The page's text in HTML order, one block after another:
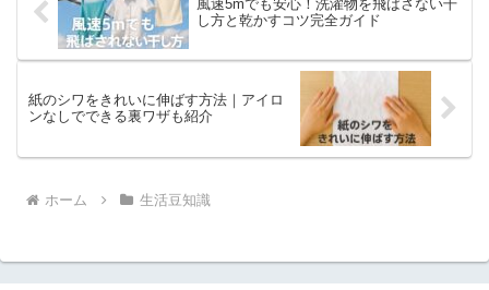
風速5mでも安心！洗濯物を飛ばさない干
し方と乾かすコツ完全ガイド
紙のシワをきれいに伸ばす方法｜アイロ
ンなしでできる裏ワザも紹介
ホーム 生活豆知識